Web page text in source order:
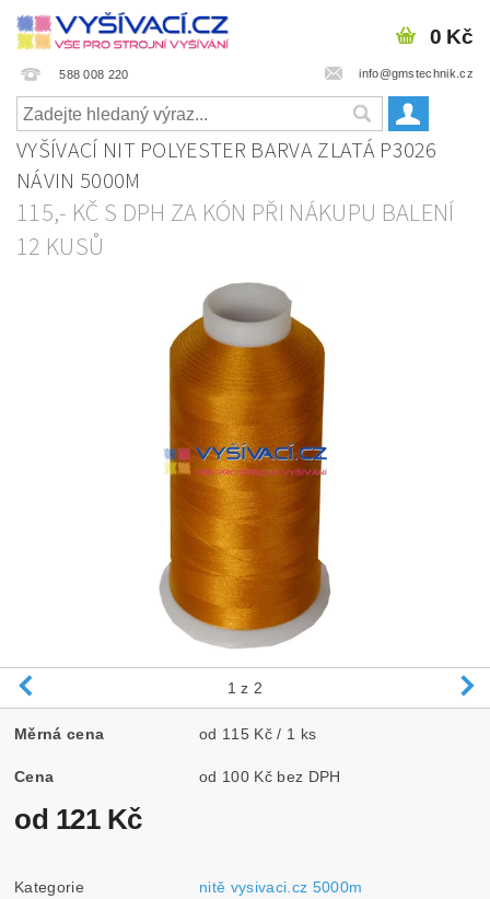
588 008 220 info@gmstechnik.cz
0 Kč
VYŠÍVACÍ NIT POLYESTER BARVA ZLATÁ P3026
NÁVIN 5000M
115,- KČ S DPH ZA KÓN PŘI NÁKUPU BALENÍ
12 KUSŮ
1 z 2
Měrná cena od 115 Kč / 1 ks
Cena od 100 Kč bez DPH
od 121 Kč
Kategorie nitě vysivaci.cz 5000m